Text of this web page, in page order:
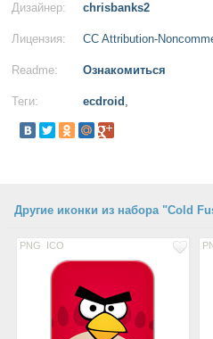
Дизайнер: chrisbanks2
Лицензия: CC Attribution-
Readme: Ознакомиться
Теги: ecdroid ,
Другие иконки из набора "Cold
PNG ICO